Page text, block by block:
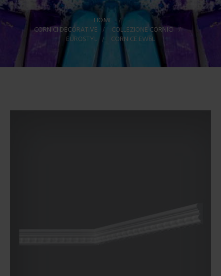
HOME
>
CORNICI DECORATIVE > COLLEZIONE CORNICI >
EUROSTYL > CORNICE EW6L